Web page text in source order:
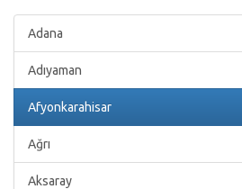
Adana
Adıyaman
Afyonkarahisar
Ağrı
Aksaray